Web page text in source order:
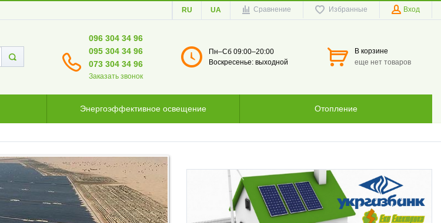
RU UA Сравнение Избранные Вход
096 304 34 96
095 304 34 96
073 304 34 96
Заказать звонок
Пн–Сб 09:00–20:00
Воскресенье: выходной
В корзине
еще нет товаров
Энергоэффективное освещение Отопление